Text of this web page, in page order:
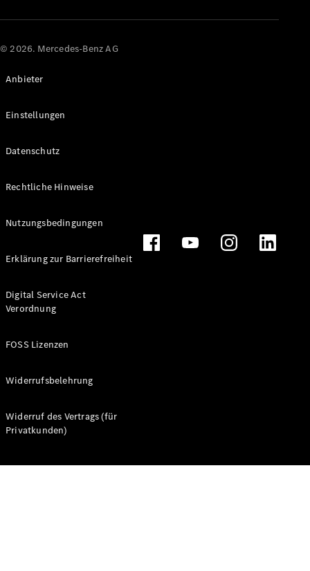
© 2026. Mercedes-Benz AG
Anbieter
Einstellungen
Datenschutz
Rechtliche Hinweise
Nutzungsbedingungen
Erklärung zur Barrierefreiheit
Digital Service Act
Verordnung
FOSS Lizenzen
Widerrufsbelehrung
Widerruf des Vertrags (für
Privatkunden)